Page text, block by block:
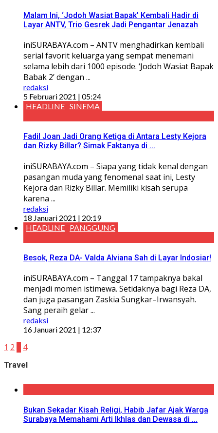
Malam Ini, ‘Jodoh Wasiat Bapak’ Kembali Hadir di
Layar ANTV, Trio Gesrek Jadi Pengantar Jenazah
iniSURABAYA.com – ANTV menghadirkan kembali
serial favorit keluarga yang sempat menemani
selama lebih dari 1000 episode. ‘Jodoh Wasiat Bapak
Babak 2’ dengan ...
redaksi
5 Februari 2021 | 05:24
HEADLINE SINEMA
Fadil Joan Jadi Orang Ketiga di Antara Lesty Kejora
dan Rizky Billar? Simak Faktanya di ...
iniSURABAYA.com – Siapa yang tidak kenal dengan
pasangan muda yang fenomenal saat ini, Lesty
Kejora dan Rizky Billar. Memiliki kisah serupa
karena ...
redaksi
18 Januari 2021 | 20:19
HEADLINE PANGGUNG
Besok, Reza DA- Valda Alviana Sah di Layar Indosiar!
iniSURABAYA.com – Tanggal 17 tampaknya bakal
menjadi momen istimewa. Setidaknya bagi Reza DA,
dan juga pasangan Zaskia Sungkar–Irwansyah.
Sang peraih gelar ...
redaksi
16 Januari 2021 | 12:37
1 2 4
Travel
Bukan Sekadar Kisah Religi, Habib Jafar Ajak Warga
Surabaya Memahami Arti Ikhlas dan Dewasa di ...